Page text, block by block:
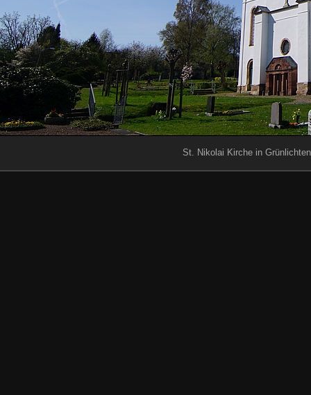
St. Nikolai Kirche in